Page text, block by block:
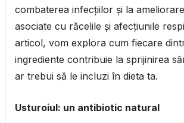
combaterea infecțiilor și la
asociate cu răcelile și afecțiunile
articol, vom explora cum fiecare
ingrediente contribuie la sprijinirea
ar trebui să le incluzi în dieta ta.
Usturoiul: un antibiotic natural